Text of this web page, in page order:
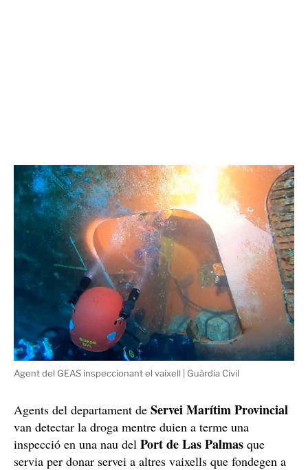
Agent del GEAS inspeccionant el vaixell | Guàrdia Civil
Agents del departament de Servei Marítim Provincial
van detectar la droga mentre duien a terme una
inspecció en una nau del Port de Las Palmas que
servia per donar servei a altres vaixells que fondegen a